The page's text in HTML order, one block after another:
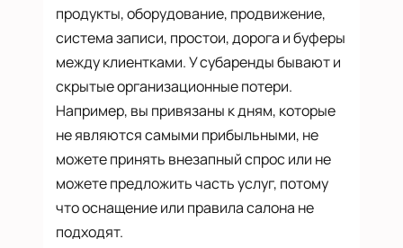
продукты, оборудование, продвижение,
система записи, простои, дорога и буферы
между клиентками. У субаренды бывают и
скрытые организационные потери.
Например, вы привязаны к дням, которые
не являются самыми прибыльными, не
можете принять внезапный спрос или не
можете предложить часть услуг, потому
что оснащение или правила салона не
подходят.